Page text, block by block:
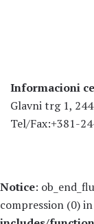
Informacioni
Glavni trg 1,
Tel/Fax:+381-
Notice:
compression (0) in